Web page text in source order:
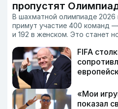
пропустят
В шахматной олимпиаде 2026
примут участие 400 команд
и 192 в женском. Это станет
FIFA
«Мои
показал